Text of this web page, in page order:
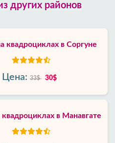
других районов
квадроциклах в Соргуне
Цена: 33$ 30$
в Манавгате